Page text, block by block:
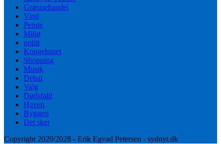
Grænsehandel
Vind
Penge
Miljø
politi
Kongehuset
Shopping
Musik
Debat
Valg
Dødsfald
Haven
Byggeri
Det sker
Copyright 2020/2028 - Erik Egvad Petersen - sydnyt.dk